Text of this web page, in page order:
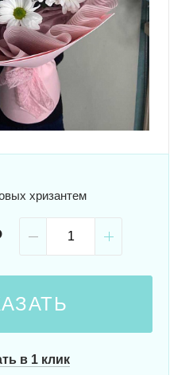
хризантем
в 1 клик